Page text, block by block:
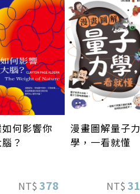
何影響你
？
NT$ 378
漫畫圖解量子力
學，一看就懂
NT$